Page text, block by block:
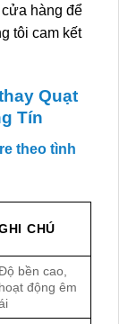
hàng để
tôi cam kết
Quạt
Tín
theo tình
CHÚ
bền cao,
hoạt động êm